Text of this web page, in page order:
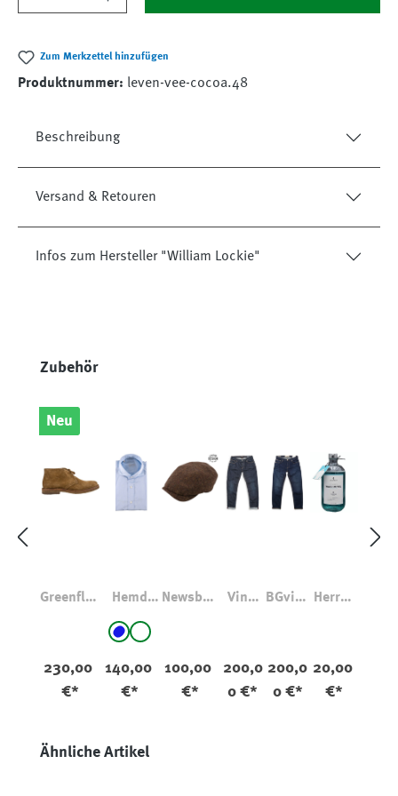
Zum Merkzettel hinzufügen
Produktnummer: leven-vee-cocoa.48
Beschreibung
Versand & Retouren
Infos zum Hersteller "William Lockie"
Produktgalerie überspringen
Zubehör
Neu
Greenflex
230,00
€*
Hemd
Farbe auswählen
Blauweiß
140,00
€*
Newsboy
n
100,00
€*
Vinci
200,0
0 €*
BGvinc
Jeans
200,0
0 €*
Herren
Feines
20,00
€*
Produktgalerie überspringen
Ähnliche Artikel